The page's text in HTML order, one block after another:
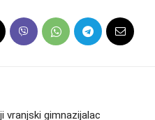
vranjski gimnazijalac